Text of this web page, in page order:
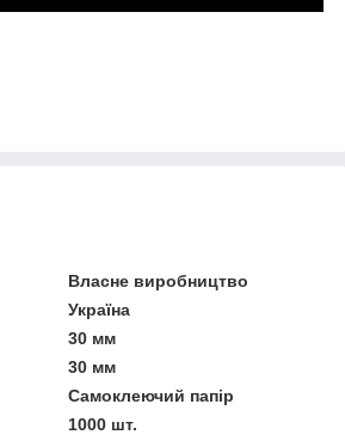
Власне виробництво
Україна
30 мм
30 мм
Самоклеючий папір
1000 шт.